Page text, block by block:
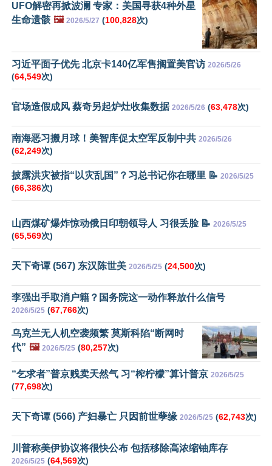
UFO解密再掀波澜 专家：美国寻获4种外星
生命遗骸 🖼️ 2026/5/27 (100,828次)
习近平面子优先 北京卡140亿军售搁置美官访 2026/5/26
(64,549次)
官场造假成风 蔡奇另起炉灶收集数据 2026/5/26 (63,478次)
南海恶习搬月球！美智库促太空军反制中共 2026/5/26
(62,249次)
披露洪灾被指“以灾乱国”？习总书记你在哪里 📝 2026/5/25
(66,386次)
山西煤矿爆炸惊动俄日印朝领导人 习很丢脸 📝 2026/5/25
(65,569次)
天下奇谭 (567) 东汉陈世美 2026/5/25 (24,500次)
李强出手取消户籍？国务院这一动作释放什么信号
2026/5/25 (67,766次)
乌克兰无人机空袭频繁 莫斯科陷“断网时
代” 🖼️ 2026/5/25 (80,257次)
“乞求者”普京贱卖天然气 习“榨柠檬”算计普京 2026/5/25
(77,698次)
天下奇谭 (566) 产妇暴亡 只因前世孽缘 2026/5/25 (62,743次)
川普称美伊协议将很快公布 包括移除高浓缩铀库存
2026/5/25 (64,569次)